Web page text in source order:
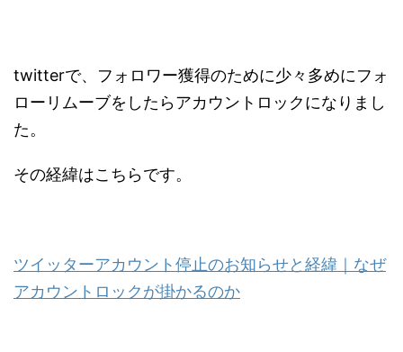
twitterで、フォロワー獲得のために少々多めにフォ
ローリムーブをしたらアカウントロックになりまし
た。
その経緯はこちらです。
ツイッターアカウント停止のお知らせと経緯｜なぜ
アカウントロックが掛かるのか